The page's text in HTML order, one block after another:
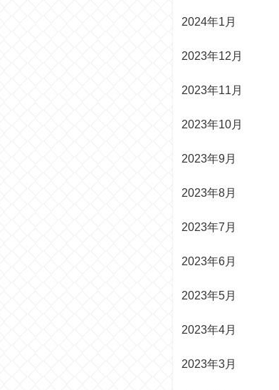
2024年1月
2023年12月
2023年11月
2023年10月
2023年9月
2023年8月
2023年7月
2023年6月
2023年5月
2023年4月
2023年3月